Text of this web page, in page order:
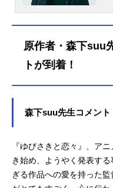
原作者・森下suu
トが到着！
森下suu先生コメント
『ゆびさきと恋々』、ア
き始め、ようやく発表す
ぎる作品への愛を持った